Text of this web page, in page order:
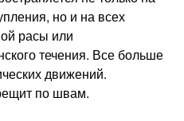
но и на всех
расы или
течения. Все больше
движений.
по швам.